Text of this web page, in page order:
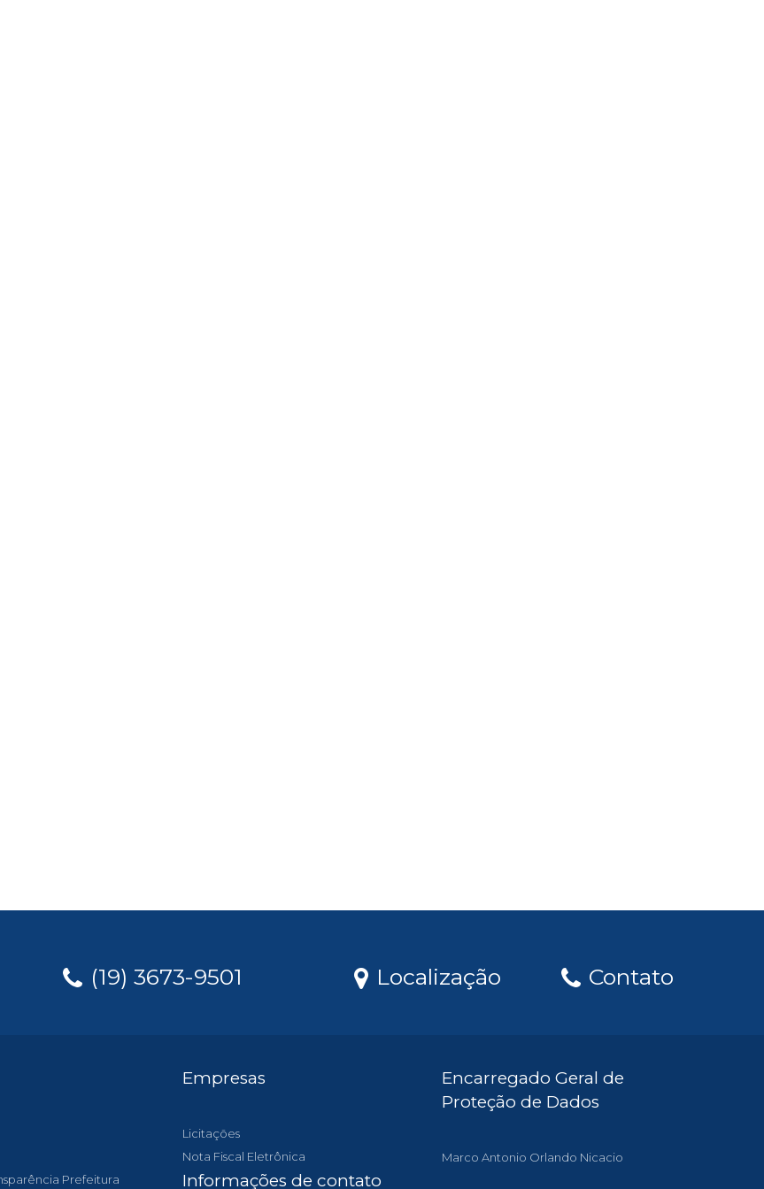
(19) 3673-9501 Localização Contato
Prefeitura
Empresas
Licitações
Nota Fiscal Eletrônica
Encarregado Geral de
Proteção de Dados
Marco Antonio Orlando Nicacio
Informações de contato